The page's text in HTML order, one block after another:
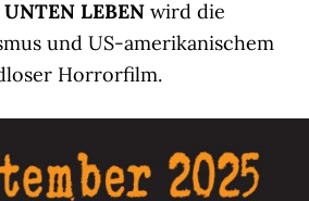
UNTEN LEBEN wird die
und US-amerikanischem
Horrorfilm.